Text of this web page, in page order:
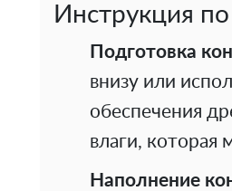
Инструкция
Подготовка
внизу или
обеспечения
влаги, которая
Наполнение